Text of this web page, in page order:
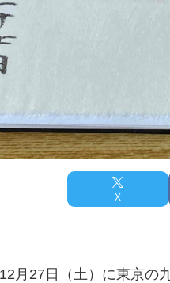
X
月27日（土）に東京の